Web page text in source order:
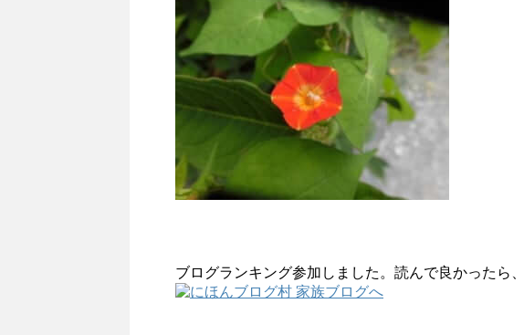
ブログランキング参加しました。読んで良かったら